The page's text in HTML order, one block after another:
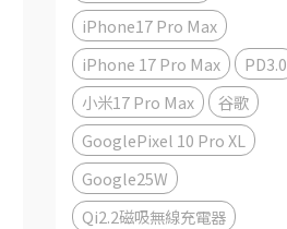
iPhone17 Pro Max
iPhone 17 Pro Max
PD3.0
小米17 Pro Max
谷歌
GooglePixel 10 Pro XL
Google25W
Qi2.2磁吸無線充電器